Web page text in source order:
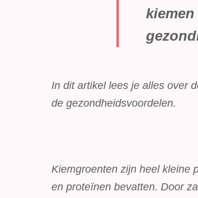
In dit artikel lees je alles over
de gezondheidsvoordelen.
Kiemgroenten zijn heel kleine
en proteïnen bevatten. Door